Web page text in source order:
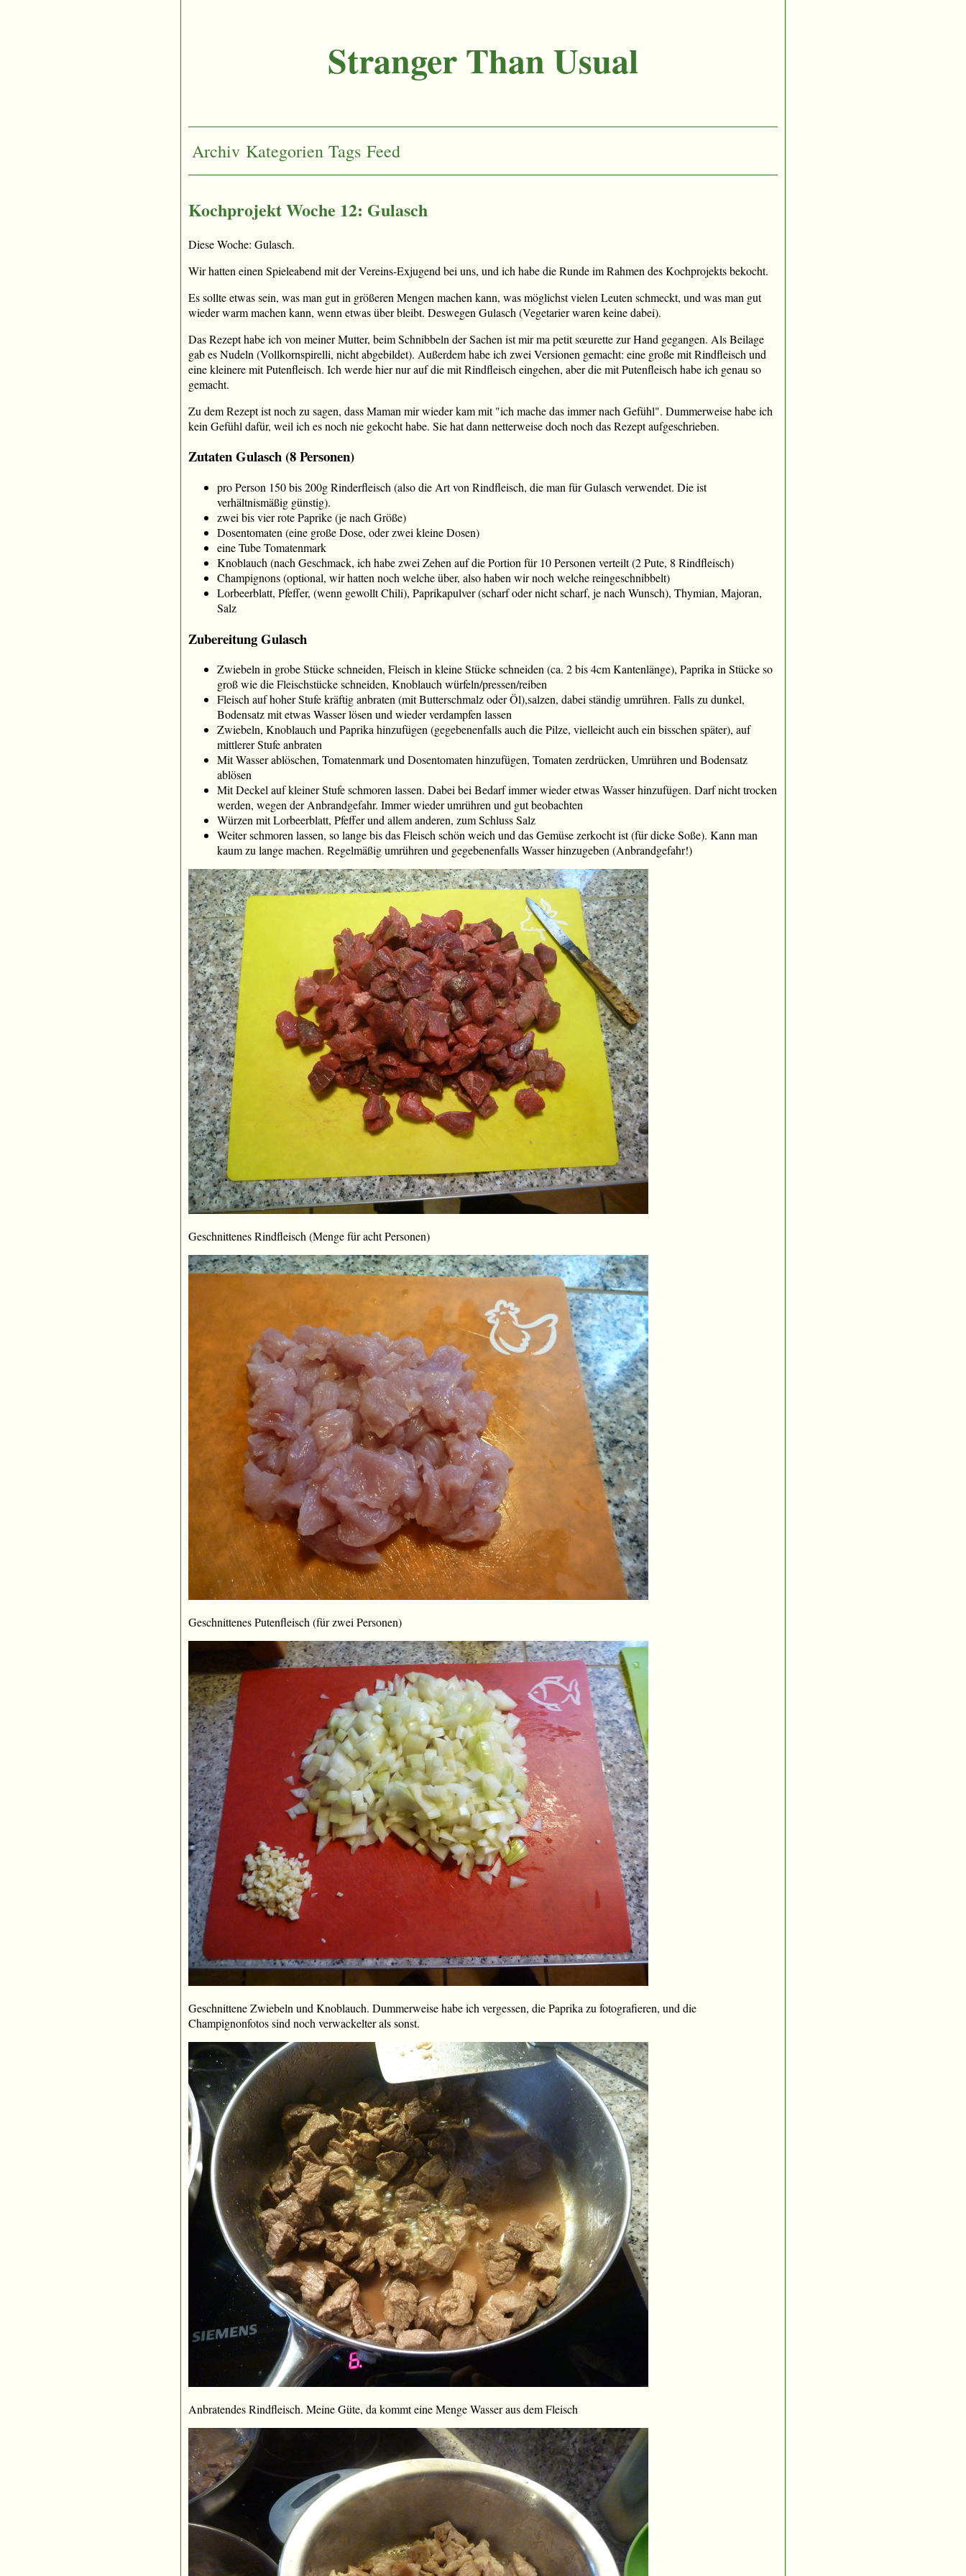
Stranger Than Usual
Archiv Kategorien Tags Feed
Kochprojekt Woche 12: Gulasch
Diese Woche: Gulasch.
Wir hatten einen Spieleabend mit der Vereins-Exjugend bei uns, und ich habe die Runde im Rahmen des Kochprojekts bekocht.
Es sollte etwas sein, was man gut in größeren Mengen machen kann, was möglichst vielen Leuten schmeckt, und was man gut
wieder warm machen kann, wenn etwas über bleibt. Deswegen Gulasch (Vegetarier waren keine dabei).
Das Rezept habe ich von meiner Mutter, beim Schnibbeln der Sachen ist mir ma petit sœurette zur Hand gegangen. Als Beilage
gab es Nudeln (Vollkornspirelli, nicht abgebildet). Außerdem habe ich zwei Versionen gemacht: eine große mit Rindfleisch und
eine kleinere mit Putenfleisch. Ich werde hier nur auf die mit Rindfleisch eingehen, aber die mit Putenfleisch habe ich genau so
gemacht.
Zu dem Rezept ist noch zu sagen, dass Maman mir wieder kam mit "ich mache das immer nach Gefühl". Dummerweise habe ich
kein Gefühl dafür, weil ich es noch nie gekocht habe. Sie hat dann netterweise doch noch das Rezept aufgeschrieben.
Zutaten Gulasch (8 Personen)
pro Person 150 bis 200g Rinderfleisch (also die Art von Rindfleisch, die man für Gulasch verwendet. Die ist
verhältnismäßig günstig).
zwei bis vier rote Paprike (je nach Größe)
Dosentomaten (eine große Dose, oder zwei kleine Dosen)
eine Tube Tomatenmark
Knoblauch (nach Geschmack, ich habe zwei Zehen auf die Portion für 10 Personen verteilt (2 Pute, 8 Rindfleisch)
Champignons (optional, wir hatten noch welche über, also haben wir noch welche reingeschnibbelt)
Lorbeerblatt, Pfeffer, (wenn gewollt Chili), Paprikapulver (scharf oder nicht scharf, je nach Wunsch), Thymian, Majoran,
Salz
Zubereitung Gulasch
Zwiebeln in grobe Stücke schneiden, Fleisch in kleine Stücke schneiden (ca. 2 bis 4cm Kantenlänge), Paprika in Stücke so
groß wie die Fleischstücke schneiden, Knoblauch würfeln/pressen/reiben
Fleisch auf hoher Stufe kräftig anbraten (mit Butterschmalz oder Öl),salzen, dabei ständig umrühren. Falls zu dunkel,
Bodensatz mit etwas Wasser lösen und wieder verdampfen lassen
Zwiebeln, Knoblauch und Paprika hinzufügen (gegebenenfalls auch die Pilze, vielleicht auch ein bisschen später), auf
mittlerer Stufe anbraten
Mit Wasser ablöschen, Tomatenmark und Dosentomaten hinzufügen, Tomaten zerdrücken, Umrühren und Bodensatz
ablösen
Mit Deckel auf kleiner Stufe schmoren lassen. Dabei bei Bedarf immer wieder etwas Wasser hinzufügen. Darf nicht trocken
werden, wegen der Anbrandgefahr. Immer wieder umrühren und gut beobachten
Würzen mit Lorbeerblatt, Pfeffer und allem anderen, zum Schluss Salz
Weiter schmoren lassen, so lange bis das Fleisch schön weich und das Gemüse zerkocht ist (für dicke Soße). Kann man
kaum zu lange machen. Regelmäßig umrühren und gegebenenfalls Wasser hinzugeben (Anbrandgefahr!)
Geschnittenes Rindfleisch (Menge für acht Personen)
Geschnittenes Putenfleisch (für zwei Personen)
Geschnittene Zwiebeln und Knoblauch. Dummerweise habe ich vergessen, die Paprika zu fotografieren, und die
Champignonfotos sind noch verwackelter als sonst.
Anbratendes Rindfleisch. Meine Güte, da kommt eine Menge Wasser aus dem Fleisch